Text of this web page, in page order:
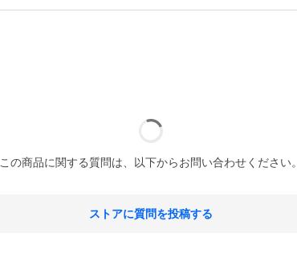
この商品に関する質問は、以下からお問い合わせください。
ストアに質問を投稿する